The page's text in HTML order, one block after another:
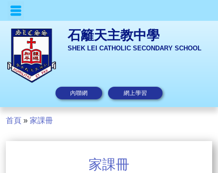
石籬天主教中學
SHEK LEI CATHOLIC SECONDARY SCHOOL
內聯網 網上學習
首頁 » 家課冊
家課冊